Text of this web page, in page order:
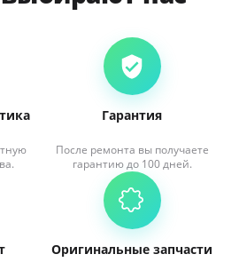
Гарантия
После ремонта вы получаете
гарантию до 100 дней.
Оригинальные запчасти